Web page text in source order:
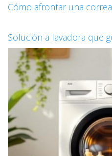
Cómo afrontar una
Solución a lavadora que